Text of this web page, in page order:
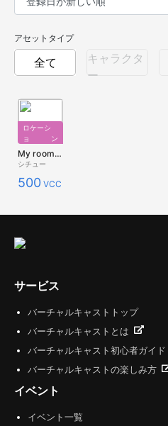
アセットタイプ
全て
キャラクタ
ー
ロケーシ
ョン
My room- KAMAKURA
シチュー
500 VCC
サービス
バーチャルキャストトップ
バーチャルキャストとは
バーチャルキャスト初心者ガイド
バーチャルキャストの楽しみ方
イベント
イベント一覧